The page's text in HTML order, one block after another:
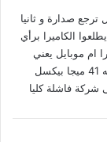
صدارة و ثانيا
الكاميرا برأي
ام موبايل يعني
شركة فاشلة كليا